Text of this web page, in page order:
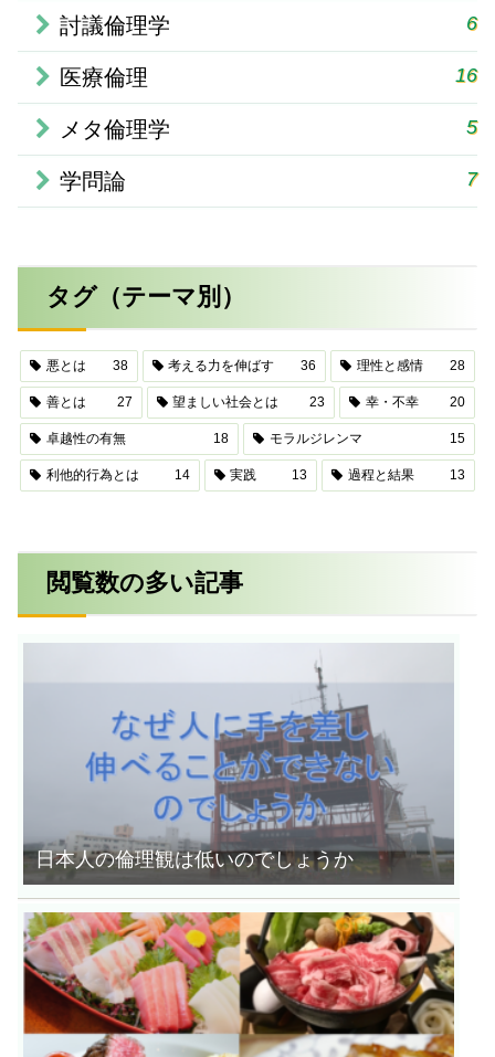
討議倫理学 6
医療倫理 16
メタ倫理学 5
学問論 7
タグ（テーマ別）
悪とは 38 考える力を伸ばす 36 理性と感情 28
善とは 27 望ましい社会とは 23 幸・不幸 20
卓越性の有無 18 モラルジレンマ 15
利他的行為とは 14 実践 13 過程と結果 13
閲覧数の多い記事
日本人の倫理観は低いのでしょうか